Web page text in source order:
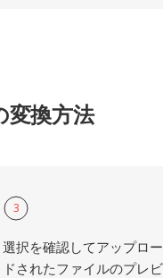
変換方法
3
選択を確認してアップロー
ドされたファイルのプレビ